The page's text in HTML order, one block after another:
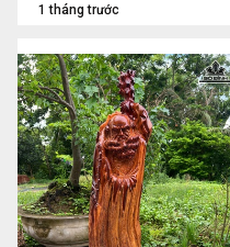
1 tháng trước